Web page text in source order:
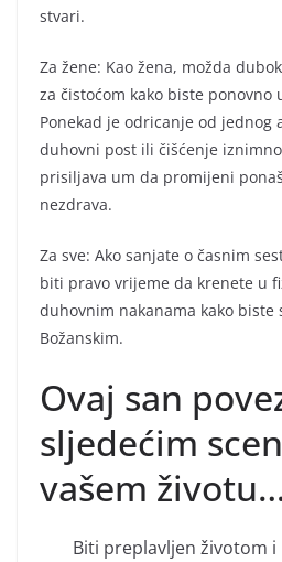
stvari.
Za žene: Kao žena, možda
za čistoćom kako biste ponovno
Ponekad je odricanje od jednog
duhovni post ili čišćenje
prisiljava um da promijeni
nezdrava.
Za sve: Ako sanjate o časnim
biti pravo vrijeme da krenete u
duhovnim nakanama kako biste
Božanskim.
Ovaj san
sljedećim
vašem
Biti preplavljen životom i